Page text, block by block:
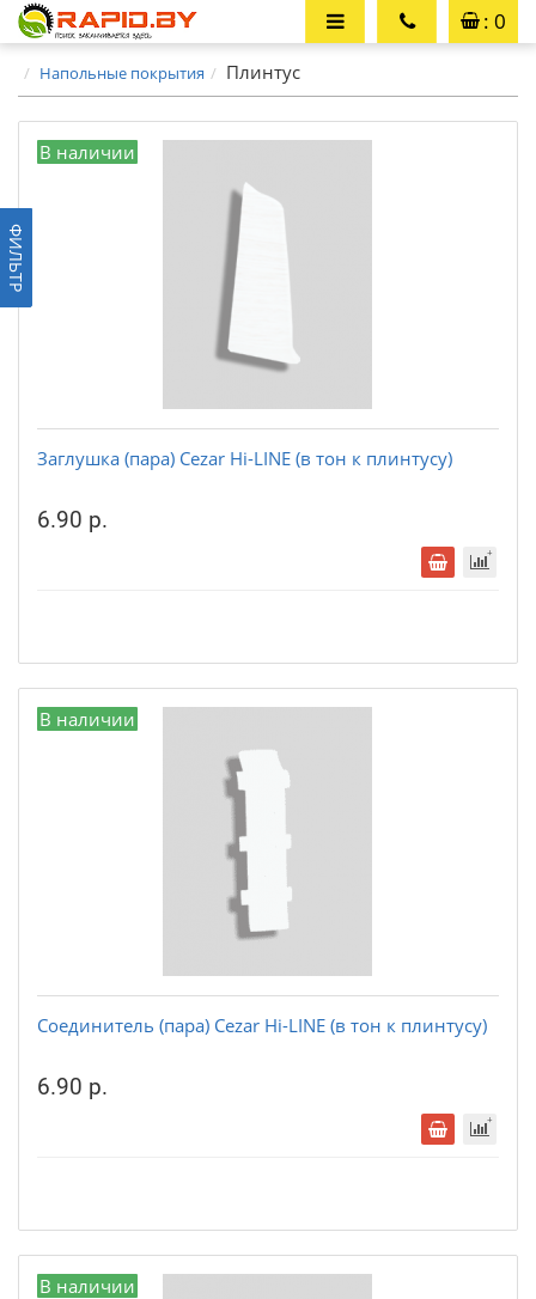
: 0
Напольные покрытия Плинтус
В наличии
Заглушка (пара) Cezar Hi-LINE (в тон к плинтусу)
6.90 р.
В наличии
Соединитель (пара) Cezar Hi-LINE (в тон к плинтусу)
6.90 р.
В наличии
ФИЛЬТР